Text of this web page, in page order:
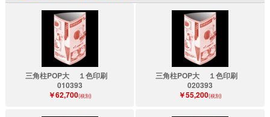
三角柱POP大 １色印刷
010393
￥62,700(税別)
三角柱POP大 １色印刷
020393
￥55,200(税別)